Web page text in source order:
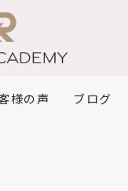
様の声 ブログ